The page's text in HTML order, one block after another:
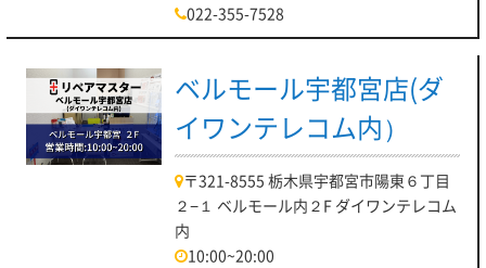
022-355-7528
ベルモール宇都宮店(ダ
イワンテレコム内）
〒321-8555 栃木県宇都宮市陽東６丁目
２−１ ベルモール内２F ダイワンテレコム
内
10:00~20:00